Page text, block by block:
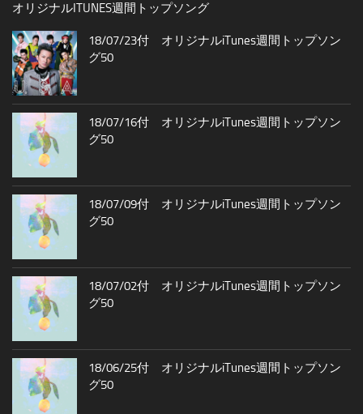
オリジナルITUNES週間トップソング
18/07/23付 オリジナルiTunes週間トップソン
グ50
18/07/16付 オリジナルiTunes週間トップソン
グ50
18/07/09付 オリジナルiTunes週間トップソン
グ50
18/07/02付 オリジナルiTunes週間トップソン
グ50
18/06/25付 オリジナルiTunes週間トップソン
グ50